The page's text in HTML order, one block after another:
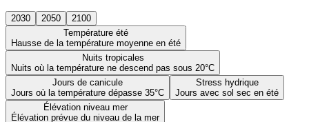
2030 2050
2100
Température été
Hausse de la température moyenne en été
Nuits tropicales
Nuits où la température ne descend pas sous 20°C
Jours de canicule
Jours où la température dépasse 35°C
Stress hydrique
Jours avec sol sec en été
Élévation niveau mer
Élévation prévue du niveau de la mer